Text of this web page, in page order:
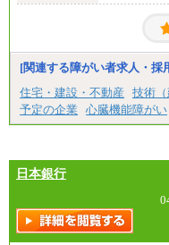
大学院卒/
大学卒/月給
短大・高専
■特定職員※
大学院卒/月
大学卒/月給
短大・高専
※拠点型職
全職種共通
月給制
226,600円～
す）
[関連する障がい者求人・採
住宅・建設・不動産
技術
予定の企業
心臓機能障がい
日本銀行